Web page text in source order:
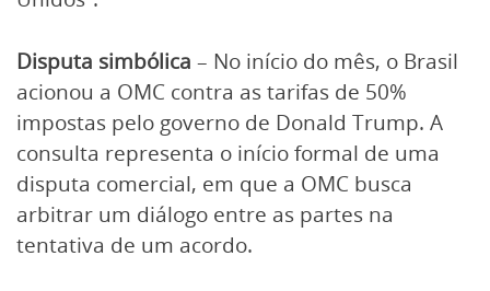
Disputa simbólica – No início do mês, o Brasil
acionou a OMC contra as tarifas de 50%
impostas pelo governo de Donald Trump. A
consulta representa o início formal de uma
disputa comercial, em que a OMC busca
arbitrar um diálogo entre as partes na
tentativa de um acordo.